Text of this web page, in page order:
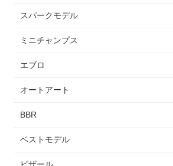
スパークモデル
ミニチャンプス
エブロ
オートアート
BBR
ベストモデル
ビザール